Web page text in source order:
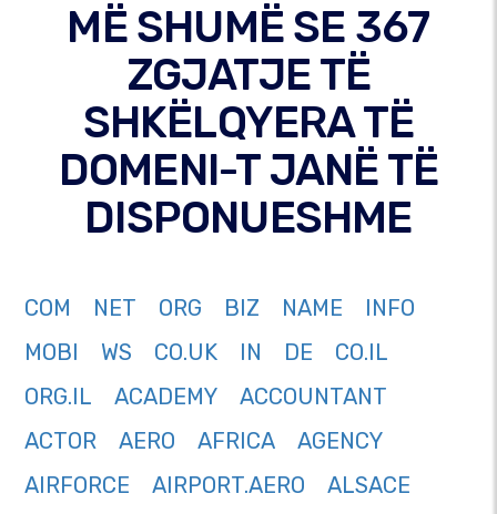
MË SHUMË SE 367
ZGJATJE TË
SHKËLQYERA TË
DOMENI-T JANË TË
DISPONUESHME
COM NET ORG BIZ NAME
INFO
MOBI
WS CO.UK IN DE
CO.IL
ORG.IL
ACADEMY
ACCOUNTANT
ACTOR
AERO AFRICA
AGENCY
AIRFORCE
AIRPORT.AERO
ALSACE